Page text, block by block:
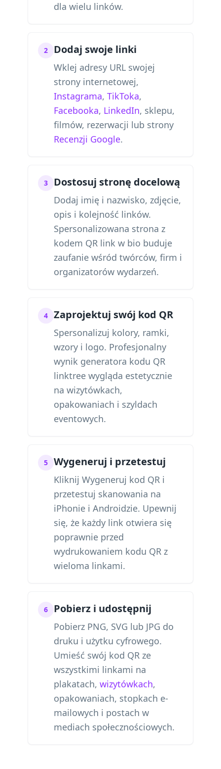
dla wielu linków.
2 Dodaj swoje linki
Wklej adresy URL swojej
strony internetowej,
Instagrama, TikToka,
Facebooka, LinkedIn, sklepu,
filmów, rezerwacji lub strony
Recenzji Google.
3 Dostosuj stronę docelową
Dodaj imię i nazwisko, zdjęcie,
opis i kolejność linków.
Spersonalizowana strona z
kodem QR link w bio buduje
zaufanie wśród twórców, firm i
organizatorów wydarzeń.
4 Zaprojektuj swój kod QR
Spersonalizuj kolory, ramki,
wzory i logo. Profesjonalny
wynik generatora kodu QR
linktree wygląda estetycznie
na wizytówkach,
opakowaniach i szyldach
eventowych.
5 Wygeneruj i przetestuj
Kliknij Wygeneruj kod QR i
przetestuj skanowania na
iPhonie i Androidzie. Upewnij
się, że każdy link otwiera się
poprawnie przed
wydrukowaniem kodu QR z
wieloma linkami.
6 Pobierz i udostępnij
Pobierz PNG, SVG lub JPG do
druku i użytku cyfrowego.
Umieść swój kod QR ze
wszystkimi linkami na
plakatach, wizytówkach,
opakowaniach, stopkach e-
mailowych i postach w
mediach społecznościowych.